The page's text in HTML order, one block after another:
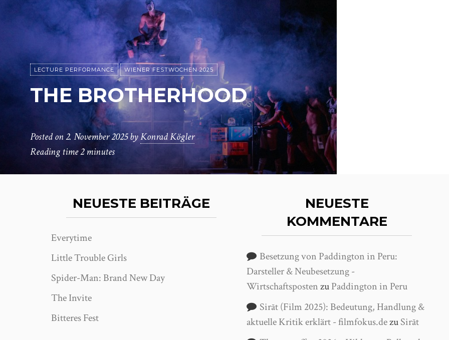
LECTURE PERFORMANCE WIENER FESTWOCHEN 2025
THE BROTHERHOOD
Posted on2. November 2025byKonrad Kögler
Reading time2 minutes
NEUESTE BEITRÄGE
Everytime
Little Trouble Girls
Spider-Man: Brand New Day
The Invite
Bitteres Fest
NEUESTE
KOMMENTARE
Besetzung von Paddington in Peru:
Darsteller & Neubesetzung -
WirtschaftspostenzuPaddington in Peru
Sirāt (Film 2025): Bedeutung, Handlung &
aktuelle Kritik erklärt - filmfokus.dezuSirāt